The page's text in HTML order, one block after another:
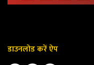
डाउनलोड करें ऐप